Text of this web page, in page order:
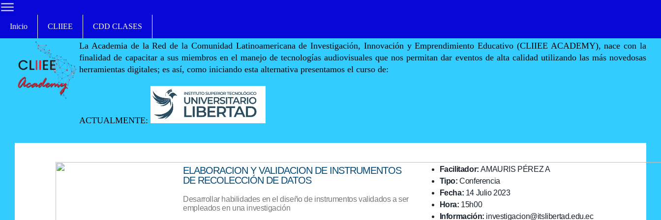
Inicio CLIIEE CDD CLASES
La Academia de la Red de la Comunidad Latinoamericana de Investigación, Innovación y Emprendimiento Educativo (CLIIEE ACADEMY), nace con la
finalidad de capacitar a sus miembros en el manejo de tecnologías audiovisuales que nos permitan dar eventos de alta calidad utilizando las más novedosas
herramientas digitales; es así, como iniciando esta alternativa presentamos el curso de:
ACTUALMENTE:
ELABORACION Y VALIDACION DE INSTRUMENTOS
DE RECOLECCIÓN DE DATOS
Desarrollar habilidades en el diseño de instrumentos validados a ser
empleados en una investigación
Facilitador: AMAURIS PÉREZ A
Tipo: Conferencia
Fecha: 14 Julio 2023
Hora: 15h00
Información: investigacion@itslibertad.edu.ec